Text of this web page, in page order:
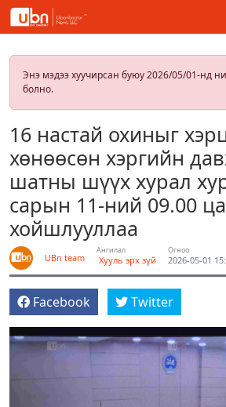
Энэ мэдээ хуучирсан буюу 2026/05/01-нд
болно.
16 настай охиныг
хөнөөсөн хэргийн
шатны шүүх хурал
сарын 11-ний 09.00
хойшлууллаа
UBn team
Ангилал
Хууль эрх зүй
Огноо
2026-05-01
Facebook Twitter